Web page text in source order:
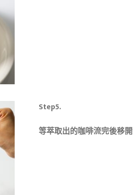
Step5.
等萃取出的咖啡流完後移